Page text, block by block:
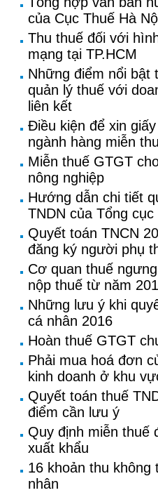
của Cục Thuế Hà
Thu thuế đối với
mạng tại TP.HCM
Những điểm nổi bật
quản lý thuế với
liên kết
Điều kiện để xin
ngành hàng miễn
Miễn thuế GTGT
nông nghiệp
Hướng dẫn chi tiết
TNDN của Tổng cục
Quyết toán TNCN
đăng ký người phụ
Cơ quan thuế
nộp thuế từ năm
Những lưu ý khi
cá nhân 2016
Hoàn thuế GTGT
Phải mua hoá đơn
kinh doanh ở khu
Quyết toán thuế
điểm cần lưu ý
Quy định miễn thuế
xuất khẩu
16 khoản thu không
nhân